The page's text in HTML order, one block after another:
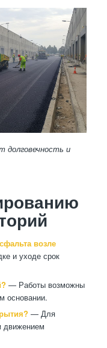
долговечность и
возле
и уходе срок
— Работы возможны
основании.
— Для
движением